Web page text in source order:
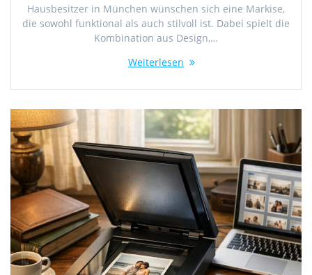
Hausbesitzer in München wünschen sich eine Markise,
die sowohl funktional als auch stilvoll ist. Dabei spielt die
Kombination aus Design,…
Weiterlesen